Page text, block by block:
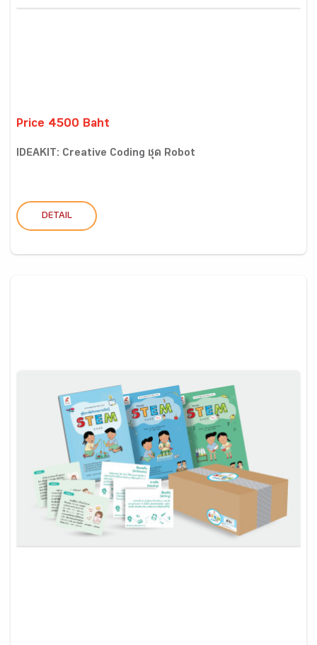
Price 4500 Baht
IDEAKIT: Creative Coding ชุด Robot
DETAIL